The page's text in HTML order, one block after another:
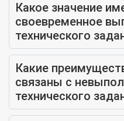
Какое значение
своевременное
технического
Какие
связаны с
технического